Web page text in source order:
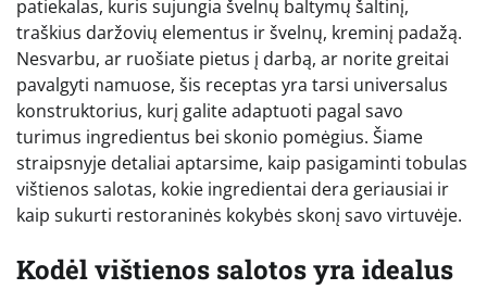
patiekalas, kuris sujungia švelnų baltymų šaltinį,
traškius daržovių elementus ir švelnų, kreminį padažą.
Nesvarbu, ar ruošiate pietus į darbą, ar norite greitai
pavalgyti namuose, šis receptas yra tarsi universalus
konstruktorius, kurį galite adaptuoti pagal savo
turimus ingredientus bei skonio pomėgius. Šiame
straipsnyje detaliai aptarsime, kaip pasigaminti tobulas
vištienos salotas, kokie ingredientai dera geriausiai ir
kaip sukurti restoraninės kokybės skonį savo virtuvėje.
Kodėl vištienos salotos yra idealus